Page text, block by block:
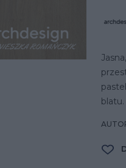
blatu.